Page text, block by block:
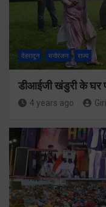
देहरादून मनोरंजन राज्य
डीआईजी खंडुरी के घर
4 years ago